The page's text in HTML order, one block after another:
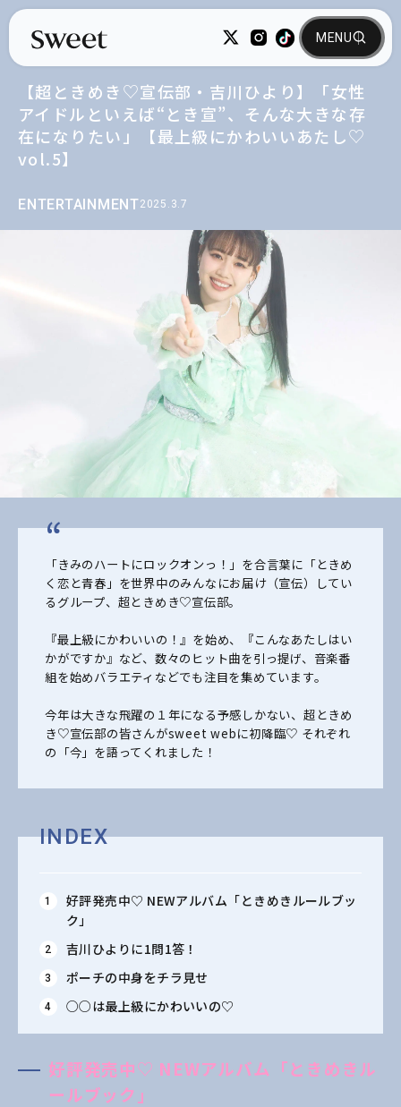
ENTERTAINMENT2025.3.7
【超ときめき♡宣伝部・吉川ひより】「女性
アイドルといえば“とき宣”、そんな大きな存
在になりたい」【最上級にかわいいあたし♡
vol.5】
「きみのハートにロックオンっ！」を合言葉に「ときめ
く恋と青春」を世界中のみんなにお届け（宣伝）してい
るグループ、超ときめき♡宣伝部。
『最上級にかわいいの！』を始め、『こんなあたしはい
かがですか』など、数々のヒット曲を引っ提げ、音楽番
組を始めバラエティなどでも注目を集めています。
今年は大きな飛躍の１年になる予感しかない、超ときめ
き♡宣伝部の皆さんがsweet webに初降臨♡ それぞれ
の「今」を語ってくれました！
INDEX
好評発売中♡ NEWアルバム「ときめきルールブッ
ク」
吉川ひよりに1問1答！
ポーチの中身をチラ見せ
○○は最上級にかわいいの♡
好評発売中♡ NEWアルバム「ときめきル
ールブック」